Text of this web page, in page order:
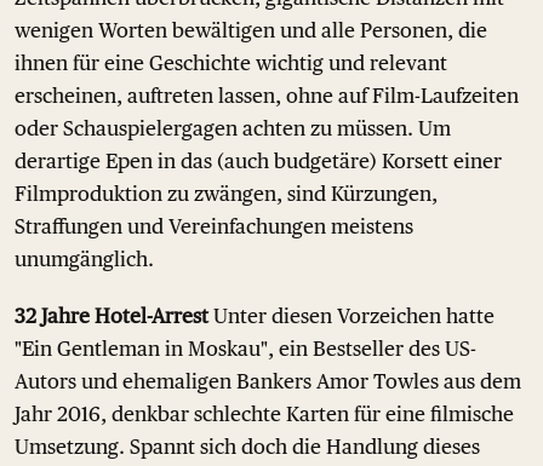
wenigen Worten bewältigen und alle Personen, die
ihnen für eine Geschichte wichtig und relevant
erscheinen, auftreten lassen, ohne auf Film-Laufzeiten
oder Schauspielergagen achten zu müssen. Um
derartige Epen in das (auch budgetäre) Korsett einer
Filmproduktion zu zwängen, sind Kürzungen,
Straffungen und Vereinfachungen meistens
unumgänglich.
32 Jahre Hotel-ArrestUnter diesen Vorzeichen hatte
"Ein Gentleman in Moskau", ein Bestseller des US-
Autors und ehemaligen Bankers Amor Towles aus dem
Jahr 2016, denkbar schlechte Karten für eine filmische
Umsetzung. Spannt sich doch die Handlung dieses